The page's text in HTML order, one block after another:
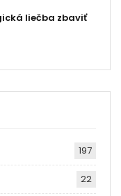
liečba zbaviť
197
22